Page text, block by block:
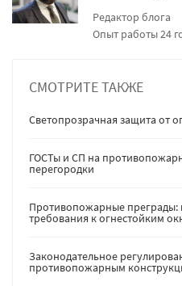
Редактор блога
Опыт работы 24
СМОТРИТЕ ТАКЖЕ
Светопрозрачная защита от
ГОСТы и СП на
перегородки
Противопожарные преграды:
требования к огнестойким
Законодательное
противопожарным